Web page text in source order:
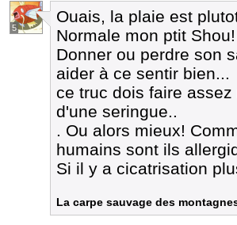
5
Ouais, la plaie est
Normale mon ptit Shou!
Donner ou perdre son
aider à ce sentir bien...
ce truc dois faire
d'une seringue..
. Ou alors mieux!
humains sont ils
Si il y a cicatrisation
La carpe sauvage des